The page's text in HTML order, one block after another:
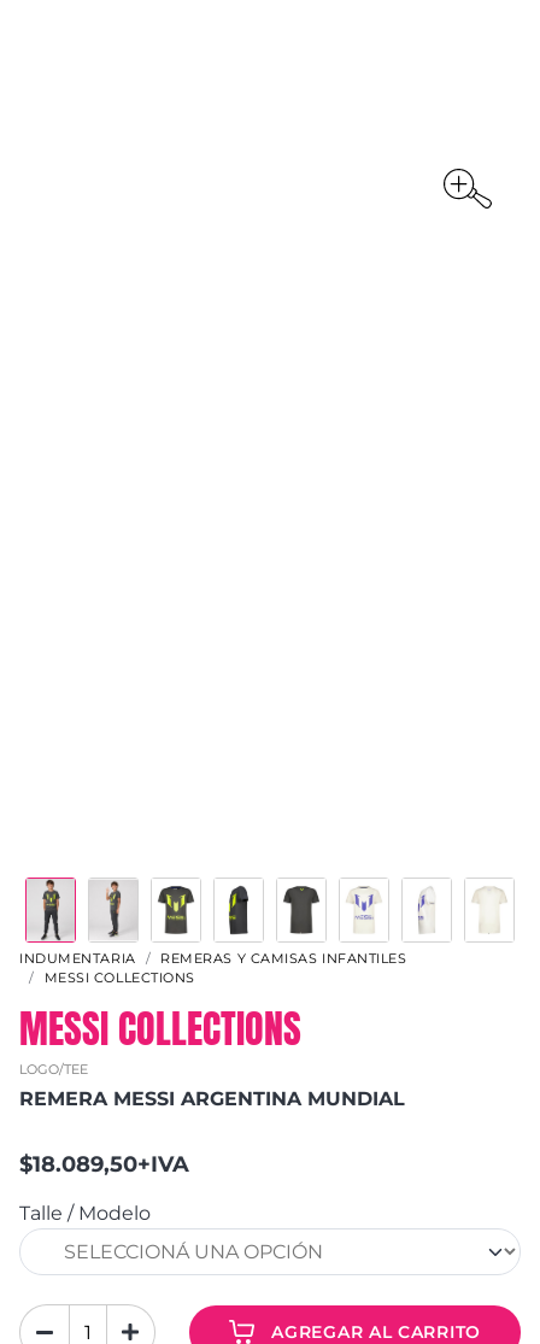
INDUMENTARIA
REMERAS Y CAMISAS INFANTILES
MESSI COLLECTIONS
MESSI COLLECTIONS
LOGO/TEE
REMERA MESSI ARGENTINA MUNDIAL
$18.089,50+IVA
Talle / Modelo
AGREGAR AL CARRITO